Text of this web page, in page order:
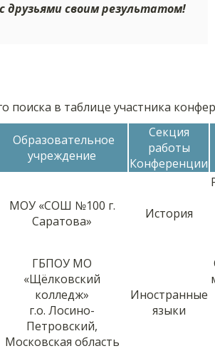
друзьями своим результатом!
поиска в таблице участника
Образовательное
учреждение
Секция
работы
Конференции
МОУ «СОШ №100 г.
Саратова»
История
ГБПОУ МО
«Щёлковский
колледж»
г.о. Лосино-
Петровский,
Московская область
Иностранные
языки